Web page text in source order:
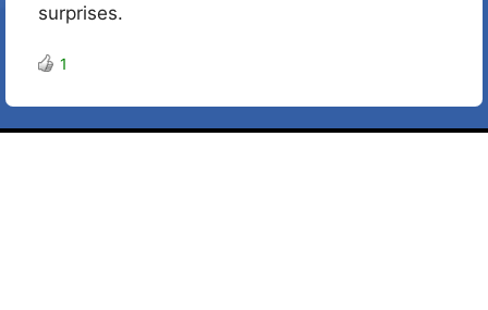
surprises.
1